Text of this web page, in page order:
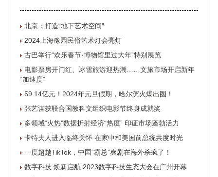
北京：打造“地下艺术空间”
2024上海豫园民俗艺术灯会亮灯
古巴举行“欢乐春节·博物馆里过大年”特别展览
电影票房开门红、冰雪旅游迎热潮……文旅市场开启新年
“加速度”
59.14亿元！2024年元旦假期，哈尔滨火爆出圈！
张艺谋获联合国教科文组织电影节终身成就奖
多领域“火热”数据折射经济“热度” 印证市场蓬勃活力
卡特夫人进入临终关怀 在家中和美国前总统共度时光
一度超越TikTok，中国“霸总”爽剧在海外杀疯了！
数字科技 焕新启航 2023数字科技生态大会在广州开幕